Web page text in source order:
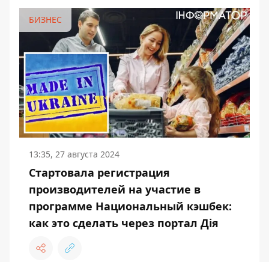
БИЗНЕС
13:35, 27 августа 2024
Стартовала регистрация
производителей на участие в
программе Национальный кэшбек:
как это сделать через портал Дія